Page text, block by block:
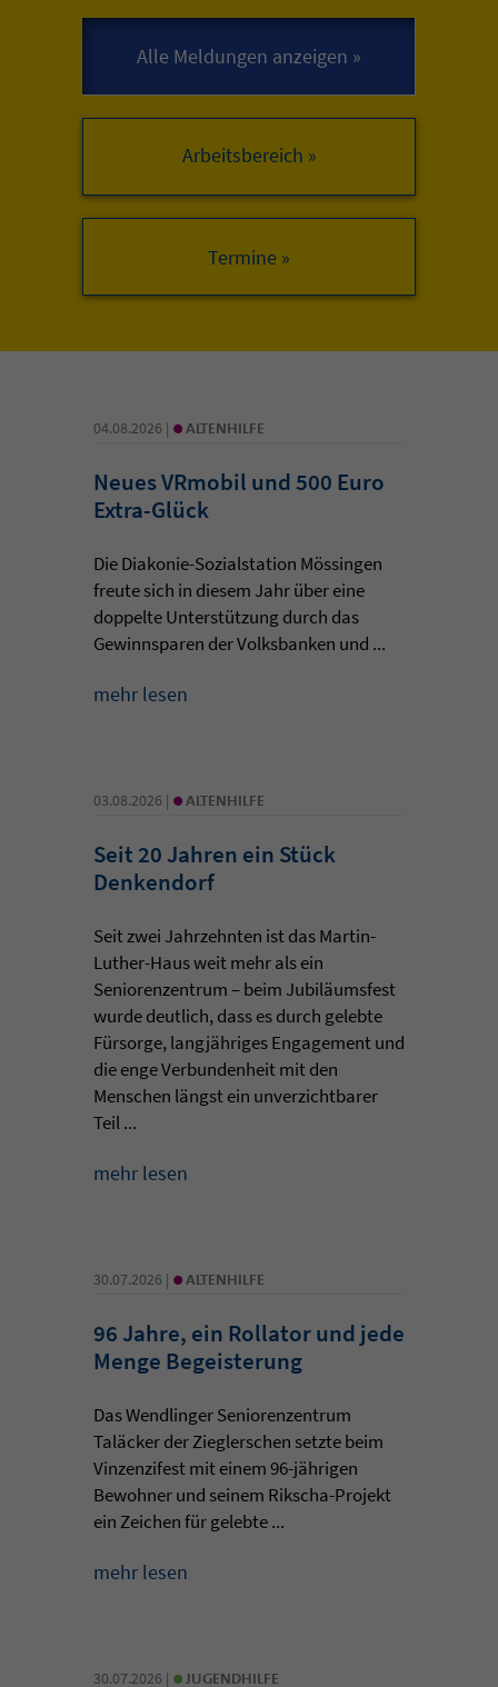
Arbeitsbereich »
04.08.2026 | • ALTENHILFE
Neues VRmobil und 500 Euro
Extra-Glück
Die Diakonie-Sozialstation Mössingen
freute sich in diesem Jahr über eine
doppelte Unterstützung durch das
Gewinnsparen der Volksbanken und ...
mehr lesen
03.08.2026 | • ALTENHILFE
Seit 20 Jahren ein Stück
Denkendorf
Seit zwei Jahrzehnten ist das Martin-
Luther-Haus weit mehr als ein
Seniorenzentrum – beim Jubiläumsfest
wurde deutlich, dass es durch gelebte
Fürsorge, langjähriges Engagement und
die enge Verbundenheit mit den
Menschen längst ein unverzichtbarer
Teil ...
mehr lesen
30.07.2026 | • ALTENHILFE
96 Jahre, ein Rollator und jede
Menge Begeisterung
Das Wendlinger Seniorenzentrum
Taläcker der Zieglerschen setzte beim
Vinzenzifest mit einem 96-jährigen
Bewohner und seinem Rikscha-Projekt
ein Zeichen für gelebte ...
mehr lesen
30.07.2026 | • JUGENDHILFE